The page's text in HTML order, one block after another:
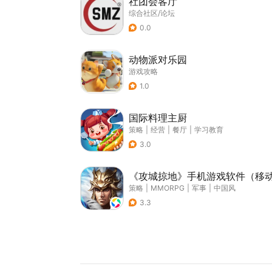
综合社区/论坛
0.0
动物派对乐园
游戏攻略
1.0
国际料理主厨
策略 经营 餐厅
学习教育
3.0
《攻城掠地》手机游戏软件（移
策略 MMORPG 军事
中国风
3.3